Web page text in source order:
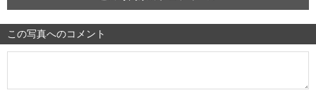
この写真へのコメント